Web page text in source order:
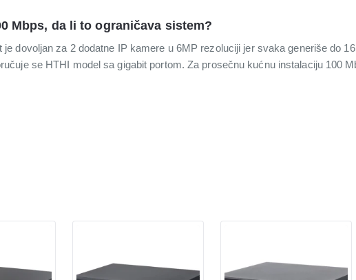
Mbps, da li to ograničava sistem?
je dovoljan za 2 dodatne IP kamere u 6MP rezoluciji jer svaka generiše do
se HTHI model sa gigabit portom. Za prosečnu kućnu instalaciju 100